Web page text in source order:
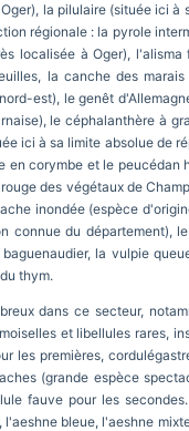
la pilulaire (située ici
régionale : la pyrole
localisée à Oger),
la canche des
est), le genêt
le céphalanthère à
ici à sa limite absolue de
corymbe et le
des végétaux de
inondée (espèce
du département),
la vulpie
thym.
dans ce secteur,
et libellules rares,
les premières,
(grande espèce
fauve pour les
bleue, l'aeshne